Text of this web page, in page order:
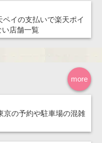
ペイの支払いで楽天ポイ
店舗一覧
more
京の予約や駐車場の混雑